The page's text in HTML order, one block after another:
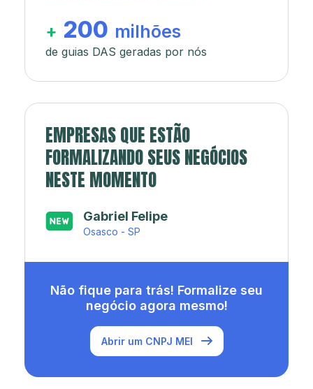
+ 200 milhões
de guias DAS geradas por nós
EMPRESAS QUE ESTÃO
FORMALIZANDO SEUS NEGÓCIOS
NESTE MOMENTO
Japa’s açaí e sorveteria
Rio de Janeiro - RJ
Não fique para trás! Formalize seu
negócio agora mesmo!
Abrir um CNPJ MEI